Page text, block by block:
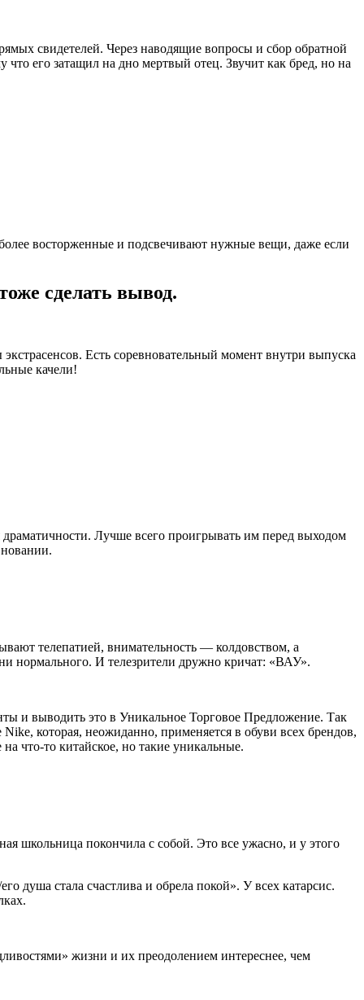
свидетелей. Через наводящие вопросы и сбор обратной
его затащил на дно мертвый отец. Звучит как бред, но на
восторженные и подсвечивают нужные вещи, даже если
сделать вывод.
Есть соревновательный момент внутри выпуска
качели!
Лучше всего проигрывать им перед выходом
телепатией, внимательность — колдовством, а
нормального. И телезрители дружно кричат: «ВАУ».
и выводить это в Уникальное Торговое Предложение. Так
которая, неожиданно, применяется в обуви всех брендов,
что-то китайское, но такие уникальные.
школьница покончила с собой. Это все ужасно, и у этого
душа стала счастлива и обрела покой». У всех катарсис.
жизни и их преодолением интереснее, чем